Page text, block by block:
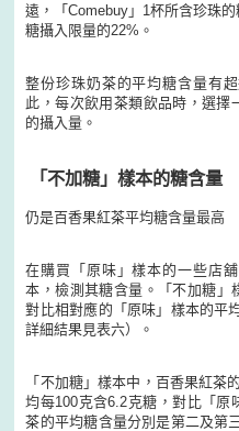
遠，「Comebuy」1杯所含珍珠
糖攝入限量的22%。
整份珍珠奶茶的平均糖含量有
此，每次飲用茶類飲品時，選擇
的攝入量。
「不加糖」樣本的糖含量
仍是百香果紅茶平均糖含量最高
在購買「原味」樣本的一些店
本，檢測其糖含量。「不加糖」
對比相對應的「原味」樣本的平
詳細結果見表六）。
「不加糖」樣本中，百香果紅茶
均每100克含6.2克糖，對比「原
茶的平均糖含量分別是第二及第